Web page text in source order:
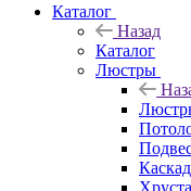
Каталог
Назад
Каталог
Люстры